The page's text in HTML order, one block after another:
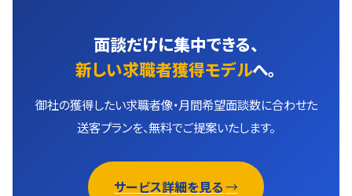
面談だけに集中できる、
新しい求職者獲得モデルへ。
御社の獲得したい求職者像・月間希望面談数に合わせた
送客プランを、無料でご提案いたします。
サービス詳細を見る